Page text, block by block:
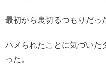
最初から裏切るつもりだっ
ハメられたことに気づいた
った。